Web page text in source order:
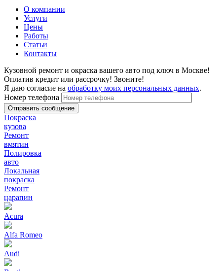
О компании
Услуги
Цены
Работы
Статьи
Контакты
Кузовной ремонт и окраска вашего авто под ключ в Москве!
Оплатив кредит или рассрочку! Звоните!
Я даю согласие на обработку моих персональных данных.
Номер телефона
Покраска
кузова
Ремонт
вмятин
Полировка
авто
Локальная
покраска
Ремонт
царапин
Acura
Alfa Romeo
Audi